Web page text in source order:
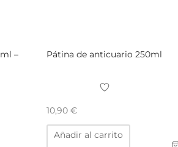
–
Pátina de anticuario 250ml
10,90 €
Añadir al carrito